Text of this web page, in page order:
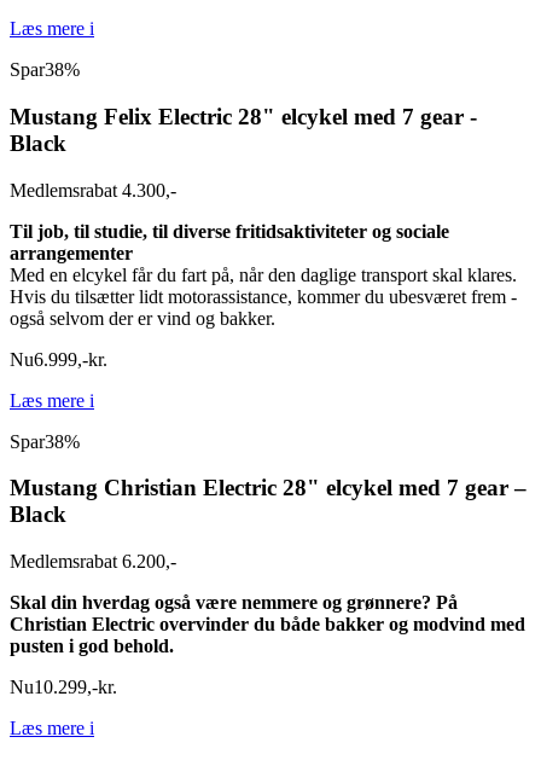
Læs mere i
Spar38%
Mustang Felix Electric 28" elcykel med 7 gear -
Black
Medlemsrabat 4.300,-
Til job, til studie, til diverse fritidsaktiviteter og sociale
arrangementer
Med en elcykel får du fart på, når den daglige transport skal klares.
Hvis du tilsætter lidt motorassistance, kommer du ubesværet frem -
også selvom der er vind og bakker.
Nu6.999,-kr.
Læs mere i
Spar38%
Mustang Christian Electric 28" elcykel med 7 gear –
Black
Medlemsrabat 6.200,-
Skal din hverdag også være nemmere og grønnere? På
Christian Electric overvinder du både bakker og modvind med
pusten i god behold.
Nu10.299,-kr.
Læs mere i